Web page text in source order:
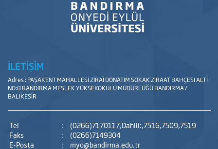
İLETİŞİM
Adres : PAŞAKENT MAHALLESİ ZİRAİ DONATIM SOKAK ZİRAAT BAHÇESİ ALTI
NO:8 BANDIRMA MESLEK YÜKSEKOKULU MÜDÜRLÜĞÜ BANDIRMA /
BALIKESİR
Tel :
(0266)7170117,Dahili:,7516,7509,7519
Faks
:
(0266)7149304
E-Posta
: myo@bandirma.edu.tr